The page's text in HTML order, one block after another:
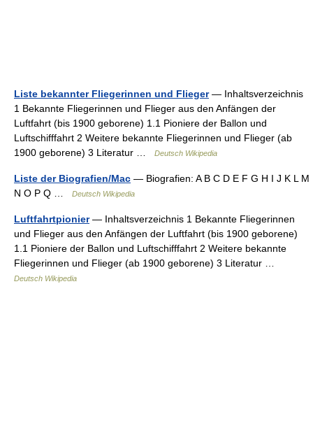
Liste bekannter Fliegerinnen und Flieger— Inhaltsverzeichnis
1 Bekannte Fliegerinnen und Flieger aus den Anfängen der
Luftfahrt (bis 1900 geborene) 1.1 Pioniere der Ballon und
Luftschifffahrt 2 Weitere bekannte Fliegerinnen und Flieger (ab
1900 geborene) 3 Literatur …
Deutsch Wikipedia
Liste der Biografien/Mac — Biografien: A B C D E F G H I J K L M
N O P Q …
Deutsch Wikipedia
Luftfahrtpionier— Inhaltsverzeichnis 1 Bekannte Fliegerinnen
und Flieger aus den Anfängen der Luftfahrt (bis 1900 geborene)
1.1 Pioniere der Ballon und Luftschifffahrt 2 Weitere bekannte
Fliegerinnen und Flieger (ab 1900 geborene) 3 Literatur …
Deutsch Wikipedia